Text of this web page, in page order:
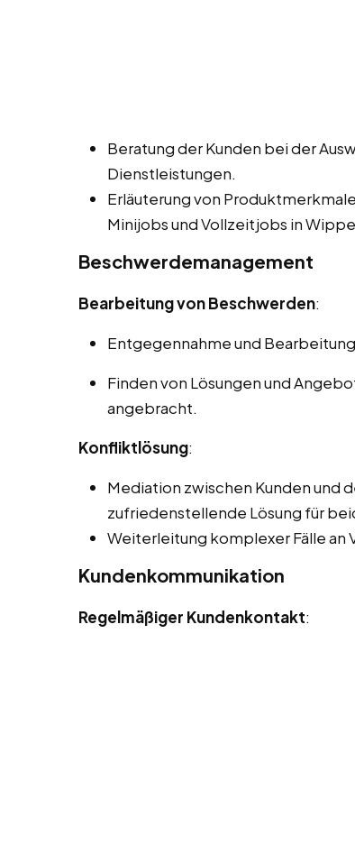
Beratung der Kunden bei der
Dienstleistungen.
Erläuterung von
Minijobs und Vollzeitjobs in
Beschwerdemanagement
Bearbeitung von Beschwerden:
Entgegennahme und
Finden von Lösungen und
angebracht.
Konfliktlösung:
Mediation zwischen Kunden und
zufriedenstellende Lösung für
Weiterleitung komplexer Fälle
Kundenkommunikation
Regelmäßiger Kundenkontakt: